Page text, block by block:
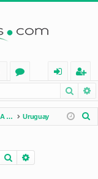
os
nt
ifi
eg
ist
ra
FORO AMÉRICA LATINA Uruguay
Buscar